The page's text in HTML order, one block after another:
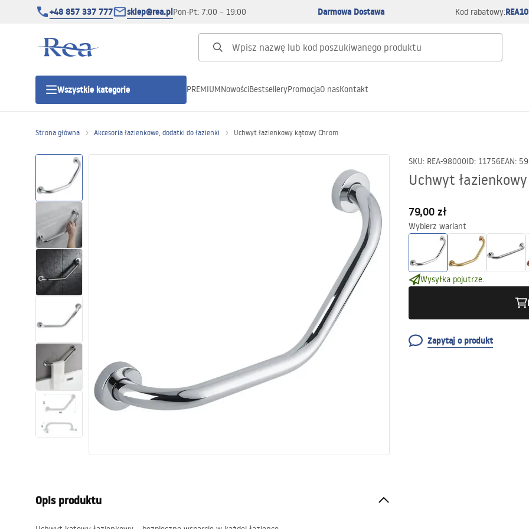
+48 857 337 777 sklep@rea.plPon-Pt: 7:00 – 19:00 Darmowa Dostawa Kod rabatowy:REA10
Wszystkie kategorie
Kategorie produktowe
Kabiny prysznicowe
Brodziki prysznicowe
Odpływy liniowe
Toalety, ubikacje
Wanny i parawany
Baterie
Natryski
Akcesoria i meble łazienkowe
PREMIUMNowościBestselleryPromocjaO nasKontakt
Strona główna Akcesoria łazienkowe, dodatki do łazienki Uchwyt łazienkowy kątowy Chrom
SKU: REA-98000ID: 11756EAN:
Uchwyt
79,00 zł
Wybierz wariant
Wysyłka pojutrze.
Zapytaj o produkt
Opis produktu